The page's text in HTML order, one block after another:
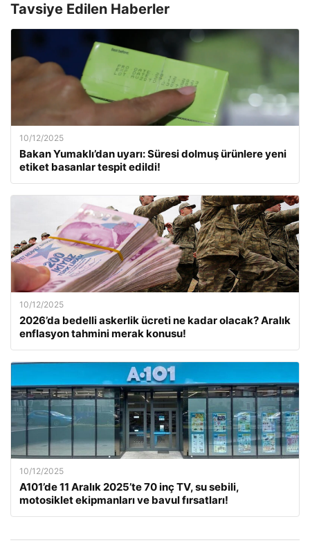
Tavsiye Edilen Haberler
10/12/2025
Bakan Yumaklı’dan uyarı: Süresi dolmuş ürünlere yeni
etiket basanlar tespit edildi!
10/12/2025
2026’da bedelli askerlik ücreti ne kadar olacak? Aralık
enflasyon tahmini merak konusu!
10/12/2025
A101’de 11 Aralık 2025’te 70 inç TV, su sebili,
motosiklet ekipmanları ve bavul fırsatları!